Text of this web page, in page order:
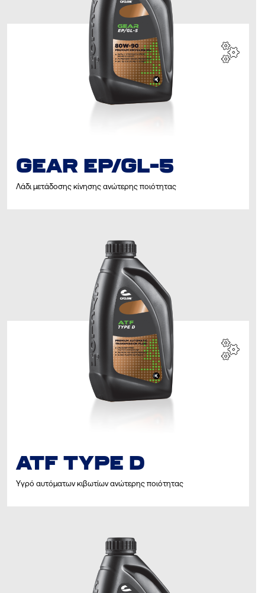
GEAR EP/GL-5
Λάδι μετάδοσης κίνησης ανώτερης ποιότητας
ATF TYPE D
Υγρό αυτόματων κιβωτίων ανώτερης ποιότητας